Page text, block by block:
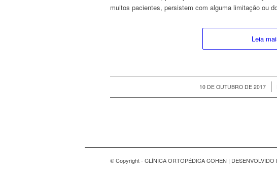
muitos pacientes, persistem com alguma limitação ou
Leia
10 DE OUTUBRO DE 2017
/
© Copyright - CLÍNICA ORTOPÉDICA COHEN | DESENVOLVIDO